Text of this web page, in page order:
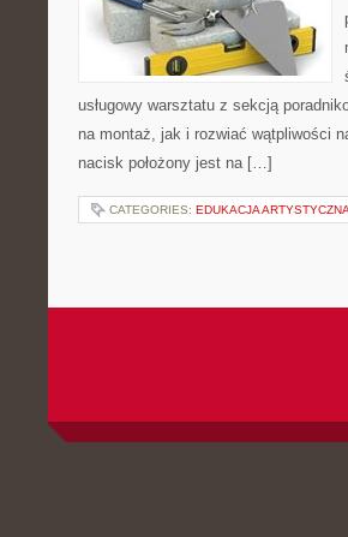
usługowy warsztatu z sekcją
na montaż, jak i rozwiać wątpliwości
nacisk położony jest na […]
CATEGORIES: EDUKACJA ARTYSTYCZNA